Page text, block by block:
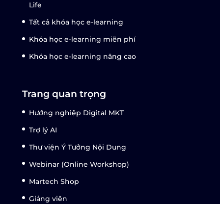
Life
Tất cả khóa học e-learning
Khóa học e-learning miễn phí
Khóa học e-learning nâng cao
Trang quan trọng
Hướng nghiệp Digital MKT
Trợ lý AI
Thư viện Ý Tưởng Nội Dung
Webinar (Online Workshop)
Martech Shop
Giảng viên